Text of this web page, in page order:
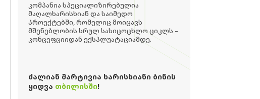
კომპანია სპეციალიზირებულია
მაღალხარისხიან და საიმედო
პროექტებში, რომელიც მოიცავს
მშენებლობის სრულ სასიცოცხლო ციკლს –
კონცეფციიდან ექსპლუატაციამდე.
ᲫᲐᲚᲘᲐᲜ ᲛᲐᲠᲢᲘᲕᲘᲐ ᲮᲐᲠᲘᲡᲮᲘᲐᲜᲘ ᲑᲘᲜᲘᲡ
ᲧᲘᲓᲕᲐ ᲗᲑᲘᲚᲘᲡᲨᲘ!